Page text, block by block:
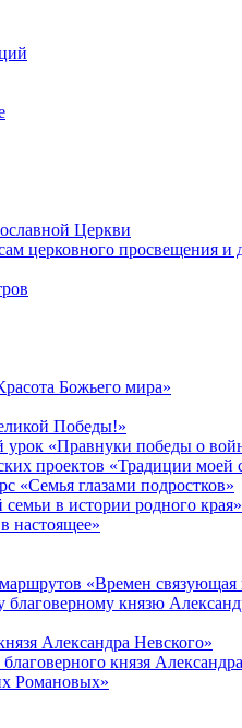
Церкви
церковного просвещения и
Божьего мира»
Победы!»
«Правнуки победы о
проектов «Традиции моей
«Семья глазами подростков»
в истории родного края»
настоящее»
«Времен связующая
князю
Александра Невского»
князя
Романовых»